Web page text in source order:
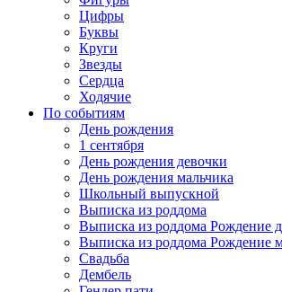
Цифры
Буквы
Круги
Звезды
Сердца
Ходячие
По событиям
День рождения
1 сентября
День рождения девочки
День рождения мальчика
Школьный выпускной
Выписка из роддома
Выписка из роддома Рождение
Выписка из роддома Рождение
Свадьба
Дембель